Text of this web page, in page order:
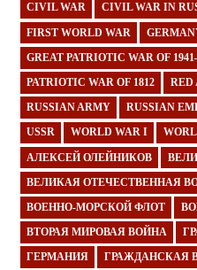
CIVIL WAR CIVIL WAR IN
FIRST WORLD WAR
GREAT PATRIOTIC WAR OF
PATRIOTIC WAR OF 1812 RED
RUSSIAN ARMY RUSSIAN
USSR WORLD WAR I
АЛЕКСЕЙ ОЛЕЙНИКОВ
ВЕЛИКАЯ ОТЕЧЕСТВЕННАЯ
ВОЕННО-МОРСКОЙ ФЛОТ
ВТОРАЯ МИРОВАЯ ВОЙНА
ГЕРМАНИЯ ГРАЖДАНСКАЯ